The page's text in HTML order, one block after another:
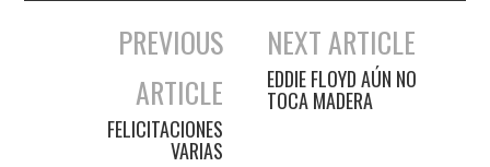
Navegación de entradas
PREVIOUS
ARTICLE
FELICITACIONES
VARIAS
NEXT ARTICLE
EDDIE FLOYD AÚN NO
TOCA MADERA